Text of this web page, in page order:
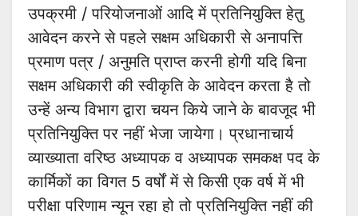
उपक्रमी / परियोजनाओं आदि में प्रतिनियुक्ति हेतु
आवेदन करने से पहले सक्षम अधिकारी से अनापत्ति
प्रमाण पत्र / अनुमति प्राप्त करनी होगी यदि बिना
सक्षम अधिकारी की स्वीकृति के आवेदन करता है तो
उन्हें अन्य विभाग द्वारा चयन किये जाने के बावजूद भी
प्रतिनियुक्ति पर नहीं भेजा जायेगा। प्रधानाचार्य
व्याख्याता वरिष्ठ अध्यापक व अध्यापक समकक्ष पद के
कार्मिकों का विगत 5 वर्षों में से किसी एक वर्ष में भी
परीक्षा परिणाम न्यून रहा हो तो प्रतिनियुक्ति नहीं की